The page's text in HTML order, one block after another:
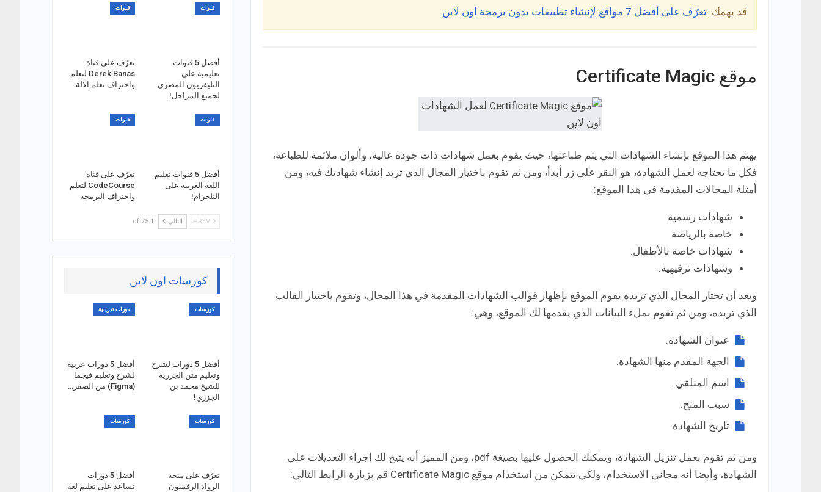
قد يهمك: تعرّف على أفضل 7 مواقع لإنشاء تطبيقات بدون برمجة اون لاين
موقع Certificate Magic
يهتم هذا الموقع بإنشاء الشهادات التي يتم طباعتها، حيث يقوم بعمل شهادات ذات جودة عالية، وألوان ملائمة للطباعة،
فكل ما تحتاجه لعمل الشهادة، هو النقر على زر أبدأ، ومن ثم تقوم باختيار المجال الذي تريد إنشاء شهادتك فيه، ومن
أمثلة المجالات المقدمة في هذا الموقع:
شهادات رسمية.
خاصة بالرياضة.
شهادات خاصة بالأطفال.
وشهادات ترفيهية.
وبعد أن تختار المجال الذي تريده يقوم الموقع بإظهار قوالب الشهادات المقدمة في هذا المجال، وتقوم باختيار القالب
الذي تريده، ومن ثم تقوم بملء البيانات الذي يقدمها لك الموقع، وهي:
عنوان الشهادة.
الجهة المقدم منها الشهادة.
اسم المتلقي.
سبب المنح.
تاريخ الشهادة.
ومن ثم تقوم بعمل تنزيل الشهادة، ويمكنك الحصول عليها بصيغة pdf، ومن المميز أنه يتيح لك إجراء التعديلات على
الشهادة، وأيضا أنه مجاني الاستخدام، ولكي تتمكن من استخدام موقع Certificate Magic قم بزيارة الرابط التالي:
قنوات
أفضل 5 قنوات
تعليمية على
التليفزيون المصري
لجميع المراحل!
قنوات
تعرّف على قناة
Derek Banas لتعلم
واحتراف تعلم الآلة
قنوات
أفضل 5 قنوات تعليم
اللغة العربية على
التلجرام!
قنوات
تعرّف على قناة
CodeCourse لتعلم
واحتراف البرمجة
التالي 1 of 75
كورسات اون لاين
كورسات
أفضل 5 دورات لشرح
وتعليم متن الجزرية
للشيخ محمد بن
الجزري!
دورات تدريبية
أفضل 5 دورات عربية
لشرح وتعليم فيجما
(Figma) من الصفر…
كورسات
تعرَّف على منحة
الرواد الرقميون
كورسات
أفضل 5 دورات
تساعد على تعليم لغة